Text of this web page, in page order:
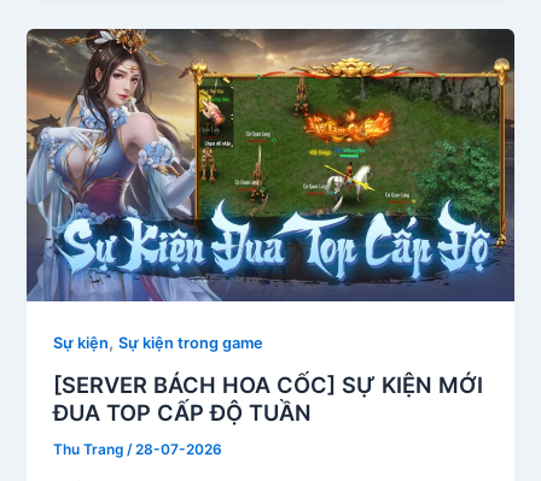
Sự kiện,Sự kiện trong game
[SERVER BÁCH HOA CỐC] SỰ KIỆN MỚI
ĐUA TOP CẤP ĐỘ TUẦN
Thu Trang/28-07-2026